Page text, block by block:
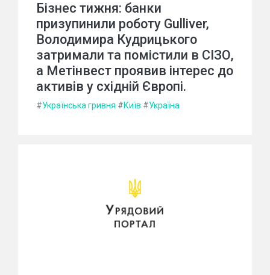
Бізнес тижня: банки
призупинили роботу Gulliver,
Володимира Кудрицького
затримали та помістили в СІЗО,
а Метінвест проявив інтерес до
активів у східній Європі.
#Українська гривня #Київ #Україна